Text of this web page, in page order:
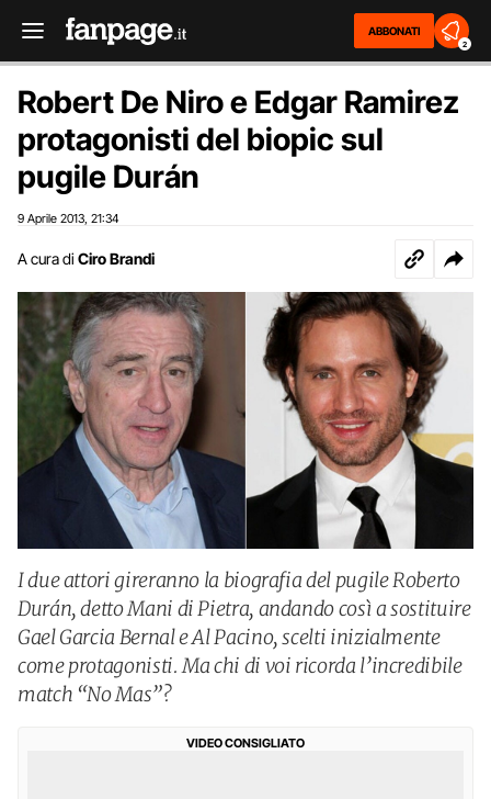
ABBONATI
2
Robert De Niro e Edgar Ramirez
protagonisti del biopic sul
pugile Durán
9 Aprile 2013 21:34
A cura di Ciro Brandi
I due attori gireranno la biografia del pugile Roberto
Durán, detto Mani di Pietra, andando così a sostituire
Gael Garcia Bernal e Al Pacino, scelti inizialmente
come protagonisti. Ma chi di voi ricorda l’incredibile
match “No Mas”?
VIDEO CONSIGLIATO